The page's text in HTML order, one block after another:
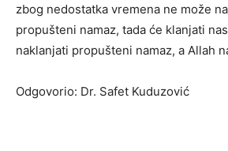
zbog nedostatka vremena ne može
propušteni namaz, tada će klanjati
naklanjati propušteni namaz, a Allah
Odgovorio: Dr. Safet Kuduzović